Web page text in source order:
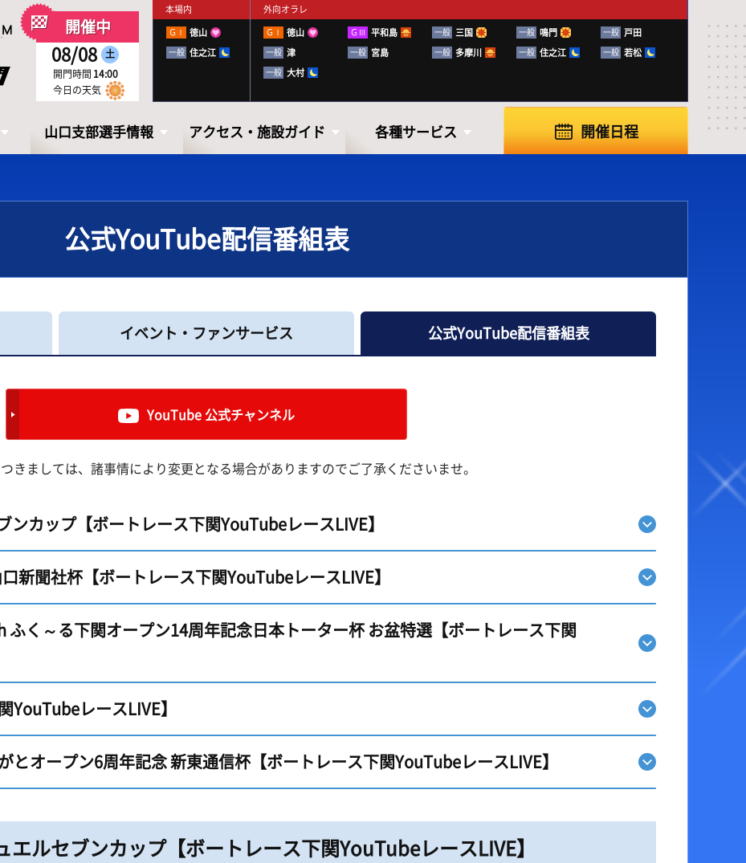
開催中
08/08 土
開門時間 14:00
今日の天気
本場内 外向オラレ
ＧⅠ 徳山
一般 住之江
ＧⅠ 徳山 ＧⅢ 平和島 一般 三国 一般 鳴門 一般 戸田
一般 津 一般 宮島 一般 多摩川 一般 住之江 一般 若松
一般 大村
出走表・前日予想PDF
モーター抽選結果・前検タイムランキング
今節の進入コース別成績・決まり手
下関徹底攻略ブック
下関水面攻略動画
山口支部選手情報
山口ボートレーサーズファイル
ピックアップレーサー
新人レーサー紹介
山口支部選手一覧(オフィシャル)
アクセス・施設ガイド
アクセス・
アクセス
無料バス運行サービス
ボートレース下関
ロイヤル席・個室ロイヤル席
ふく～る下関
各種サービス
各種サービス
お知らせ
イベント・ファンサービス
出走表・予想メルマガ
ボートレースの楽
開催日程
公式YouTube配信番組表
イベント・ファンサービス 公式YouTube配信番組表
YouTube 公式チャンネル
きましては、諸事情により変更となる場合がありますのでご了承くださいませ。
カップ【ボートレース下関YouTubeレースLIVE】
新聞社杯【ボートレース下関YouTubeレースLIVE】
ふく～る下関オープン14周年記念日本トーター杯 お盆特選【ボートレース下関
YouTubeレースLIVE】
とオープン6周年記念 新東通信杯【ボートレース下関YouTubeレースLIVE】
ルセブンカップ【ボートレース下関YouTubeレースLIVE】